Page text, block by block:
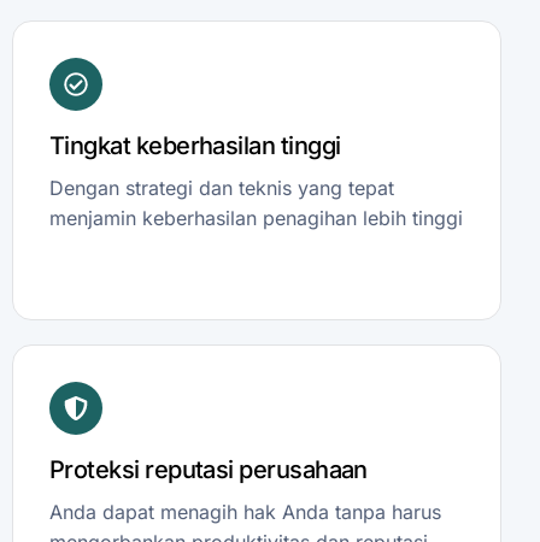
Tingkat keberhasilan tinggi
Dengan strategi dan teknis yang tepat
menjamin keberhasilan penagihan lebih tinggi
Proteksi reputasi perusahaan
Anda dapat menagih hak Anda tanpa harus